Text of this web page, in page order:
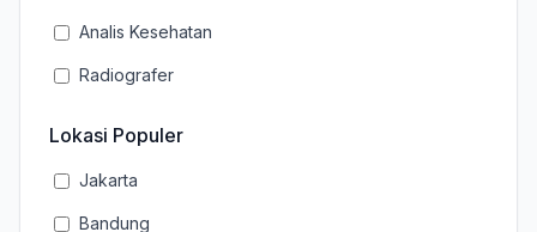
Analis Kesehatan
Radiografer
Lokasi Populer
Jakarta
Bandung